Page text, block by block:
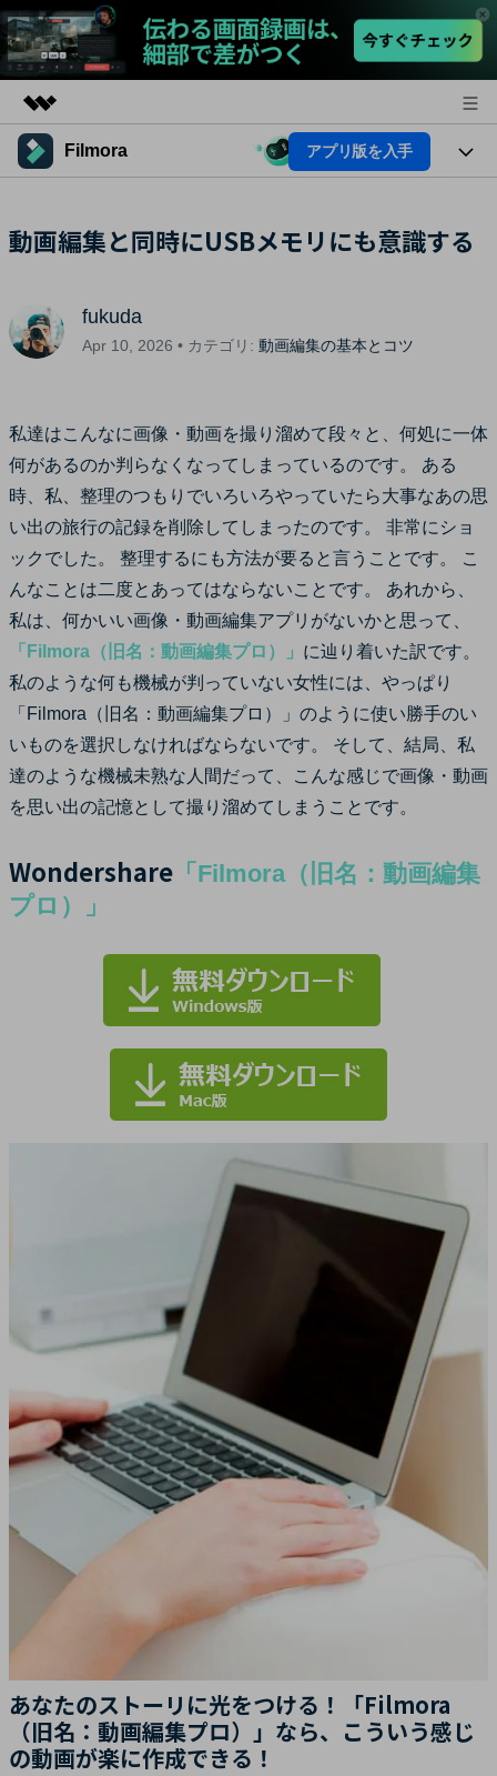
製品
ユーティリティ
概要
プラン＆価格
Filmora アプリ版を入手
製品機能
AI機能
活用法
ビデオソリューション
動画編集のコツ
サポート
サポート
カスタマーサポート
ブランド紹介
購入する ログイン
検索
動画編集と同時にUSBメモリにも意識する
fukuda
Apr 10, 2026 • カテゴリ: 動画編集の基本とコツ
私達はこんなに画像・動画を撮り溜めて段々と、何処に一体
何があるのか判らなくなってしまっているのです。 ある
時、私、整理のつもりでいろいろやっていたら大事なあの思
い出の旅行の記録を削除してしまったのです。 非常にショ
ックでした。 整理するにも方法が要ると言うことです。 こ
んなことは二度とあってはならないことです。 あれから、
私は、何かいい画像・動画編集アプリがないかと思って、
「Filmora（旧名：動画編集プロ）」 に辿り着いた訳です。
私のような何も機械が判っていない女性には、やっぱり
「Filmora（旧名：動画編集プロ）」のように使い勝手のい
いものを選択しなければならないです。 そして、結局、私
達のような機械未熟な人間だって、こんな感じで画像・動画
を思い出の記憶として撮り溜めてしまうことです。
Wondershare 「Filmora（旧名：動画編集
プロ）」
あなたのストーリに光をつける！「Filmora
（旧名：動画編集プロ）」なら、こういう感じ
の動画が楽に作成できる！